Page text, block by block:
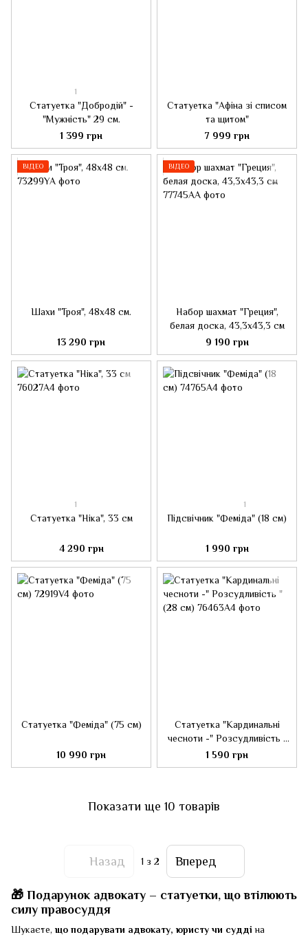
1
Статуетка "Добродій" -
"Мужність" 29 см.
1 399 грн
Статуетка "Афіна зі списом
та щитом"
7 999 грн
ВІДЕО
Шахи "Троя", 48x48 см.
13 290 грн
ВІДЕО
Набор шахмат "Греция",
белая доска, 43,3х43,3 см
9 190 грн
1
Статуетка "Ніка", 33 см
4 290 грн
1
Підсвічник "Феміда" (18 см)
1 990 грн
Статуетка "Феміда" (75 см)
10 990 грн
Статуетка "Кардинальні
чесноти -" Розсудливість "
(28 см)
1 590 грн
Показати ще 10 товарів
Назад 1 з 2 Вперед
🎁 Подарунок адвокату – статуетки, що втілюють
силу правосуддя
Шукаєте,що подарувати адвокату, юристу чи судді на